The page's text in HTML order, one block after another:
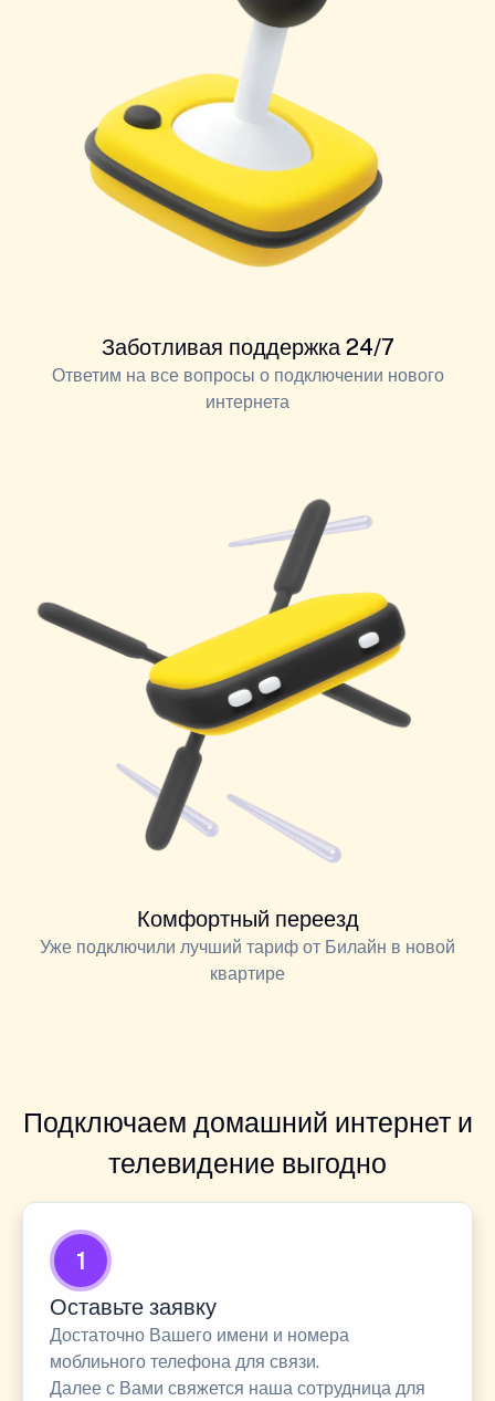
Заботливая поддержка 24/7
Ответим на все вопросы о подключении нового
интернета
Комфортный переезд
Уже подключили лучший тариф от Билайн в новой
квартире
Подключаем домашний интернет и
телевидение выгодно
1
Оставьте заявку
Достаточно Вашего имени и номера
моблиьного телефона для связи.
Далее с Вами свяжется наша сотрудница для